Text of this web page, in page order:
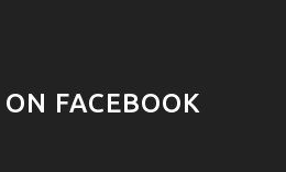
FACEBOOK